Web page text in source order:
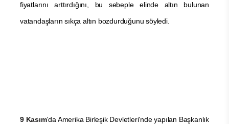
fiyatlarını arttırdığını, bu sebeple elinde altın bulunan
vatandaşların sıkça altın bozdurduğunu söyledi.
9 Kasım'da Amerika Birleşik Devletleri'nde yapılan Başkanlık